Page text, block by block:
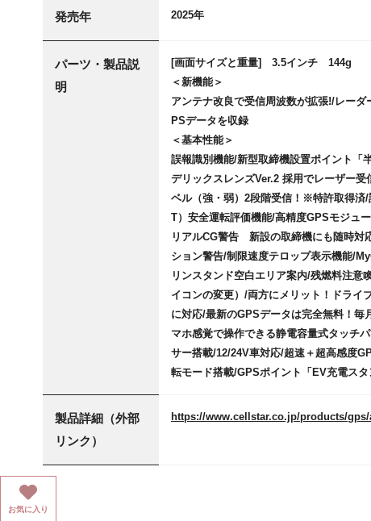
発売年 2025年
パーツ・製品説
明
[画面サイズと重量] 3.5インチ 144g
＜新機能＞
アンテナ改良で受信周波数が拡張!/レー
PSデータを収録
＜基本性能＞
誤報識別機能/新型取締機設置ポイント「
デリックスレンズVer.2 採用でレーザー
ベル（強・弱）2段階受信！※特許取得済
T）安全運転評価機能/高精度GPSモジュ
リアルCG警告 新設の取締機にも随時対
ション警告/制限速度テロップ表示機能/
リンスタンド空白エリア案内/残燃料注
イコンの変更）/両方にメリット！ドライ
に対応/最新のGPSデータは完全無料！
マホ感覚で操作できる静電容量式タッチ
サー搭載/12/24V車対応/超速＋超高感度
転モード搭載/GPSポイント「EV充電ス
製品詳細（外部
リンク）
https://www.cellstar.co.jp/products/gps/
お気に入り